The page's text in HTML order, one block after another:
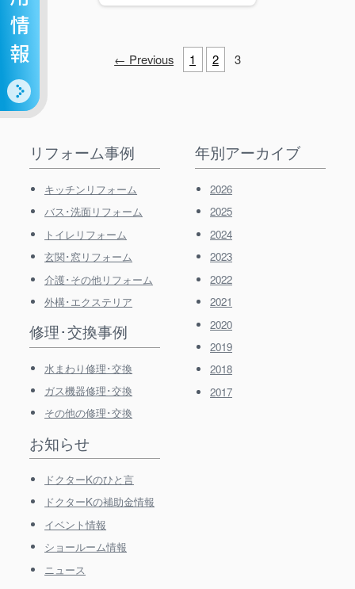
← Previous 1 2 3
リフォーム事例
キッチンリフォーム
バス･洗面リフォーム
トイレリフォーム
玄関･窓リフォーム
介護･その他リフォーム
外構･エクステリア
修理･交換事例
水まわり修理･交換
ガス機器修理･交換
その他の修理･交換
お知らせ
ドクターKのひと言
ドクターKの補助金情報
イベント情報
ショールーム情報
ニュース
年別アーカイブ
2026
2025
2024
2023
2022
2021
2020
2019
2018
2017